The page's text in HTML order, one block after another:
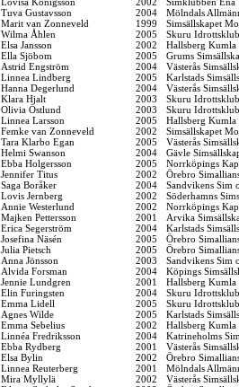
Tuva Gustavsson 2004
Mölndals
Marit van Zonneveld 1999
Simsällskapet
Wilma Åhlen 2005
Skuru
Elsa Jansson 2002
Hallsberg
Ella Sjöbom 2005
Grums
Astrid Engström 2004
Västerås
Linnea Lindberg 2005
Karlstads
Hanna Degerlund 2004
Västerås
Klara Hjalt 2003
Skuru
Olivia Östlund
2003
Skuru
Linnea Larsson 2005
Hallsberg
Femke van Zonneveld
2002
Simsällskapet
Tara Klarbo Egan 2005
Västerås
Helmi Swanson 2004
Gävle
Ebba Holgersson 2005
Norrköpings
Jennifer Titus 2002
Örebro
Saga Boråker 2004
Sandvikens Sim
Lovis Jernberg 2002
Söderhamns
Annie Westerlund 2002
Norrköpings
Majken Pettersson 2001
Arvika
Erica Segerström 2004
Karlstads
Josefina Näsén 2005
Örebro
Julia Pietsch 2005
Örebro
Anna Jönsson 2003
Sandvikens Sim
Alvida Forsman 2004
Köpings
Jennie Lundgren 2001
Hallsberg
Elin Furingsten
2004
Skuru
Emma Lidell 2005
Skuru
Agnes Wilde 2005
Karlstads
Emma Sebelius 2002
Hallsberg
Linnéa Fredriksson 2004
Katrineholms
Ebba Rydberg 2001
Västerås
Elsa Bylin 2002
Örebro
Linnea Reuterberg 2001
Mölndals
Mira Myllylä 2002
Västerås